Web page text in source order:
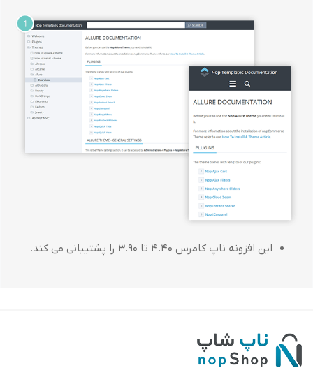
این افزونه ناپ کامرس 4.40 تا 3.90 را پشتیبانی می کند.